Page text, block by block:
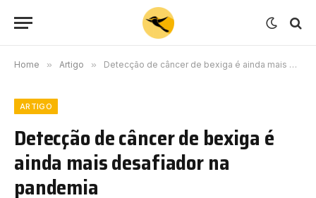
Home » Artigo » Detecção de câncer de bexiga é ainda mais desafiador na pandemia
ARTIGO
Detecção de câncer de bexiga é
ainda mais desafiador na
pandemia